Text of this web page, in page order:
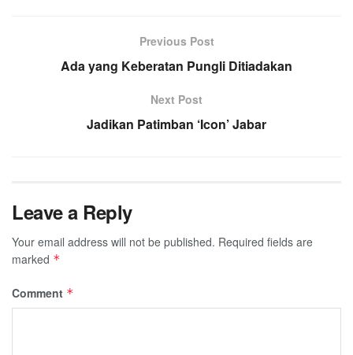
Previous Post
Ada yang Keberatan Pungli Ditiadakan
Next Post
Jadikan Patimban ‘Icon’ Jabar
Leave a Reply
Your email address will not be published. Required fields are
marked *
Comment *